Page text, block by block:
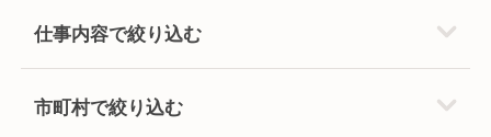
仕事内容で絞り込む
市町村で絞り込む